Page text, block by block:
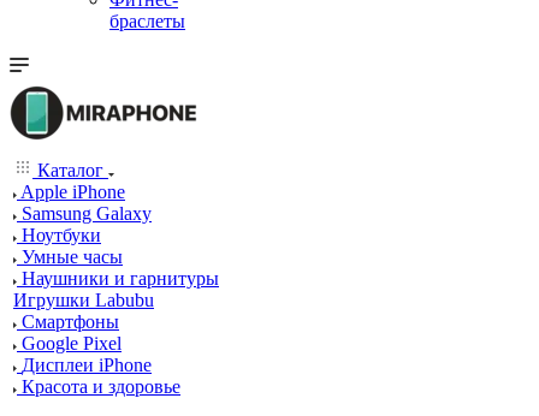
браслеты
Каталог
Apple iPhone
Samsung Galaxy
Ноутбуки
Умные часы
Наушники и гарнитуры
Игрушки Labubu
Смартфоны
Google Pixel
Дисплеи iPhone
Красота и здоровье